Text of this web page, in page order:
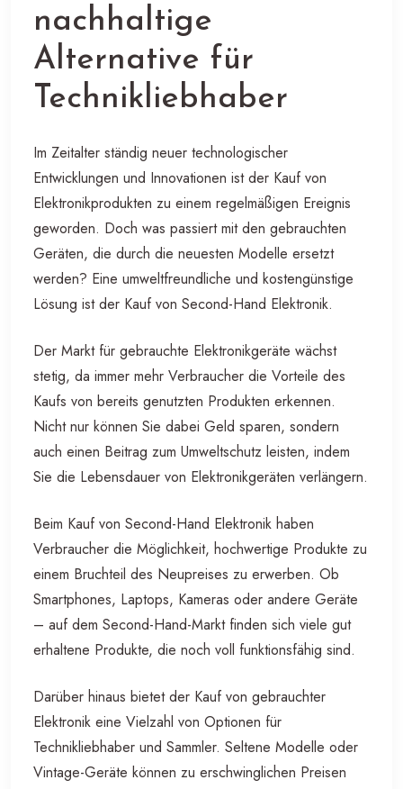
nachhaltige
Alternative für
Technikliebhaber
Im Zeitalter ständig neuer technologischer
Entwicklungen und Innovationen ist der Kauf von
Elektronikprodukten zu einem regelmäßigen Ereignis
geworden. Doch was passiert mit den gebrauchten
Geräten, die durch die neuesten Modelle ersetzt
werden? Eine umweltfreundliche und kostengünstige
Lösung ist der Kauf von Second-Hand Elektronik.
Der Markt für gebrauchte Elektronikgeräte wächst
stetig, da immer mehr Verbraucher die Vorteile des
Kaufs von bereits genutzten Produkten erkennen.
Nicht nur können Sie dabei Geld sparen, sondern
auch einen Beitrag zum Umweltschutz leisten, indem
Sie die Lebensdauer von Elektronikgeräten verlängern.
Beim Kauf von Second-Hand Elektronik haben
Verbraucher die Möglichkeit, hochwertige Produkte zu
einem Bruchteil des Neupreises zu erwerben. Ob
Smartphones, Laptops, Kameras oder andere Geräte
– auf dem Second-Hand-Markt finden sich viele gut
erhaltene Produkte, die noch voll funktionsfähig sind.
Darüber hinaus bietet der Kauf von gebrauchter
Elektronik eine Vielzahl von Optionen für
Technikliebhaber und Sammler. Seltene Modelle oder
Vintage-Geräte können zu erschwinglichen Preisen